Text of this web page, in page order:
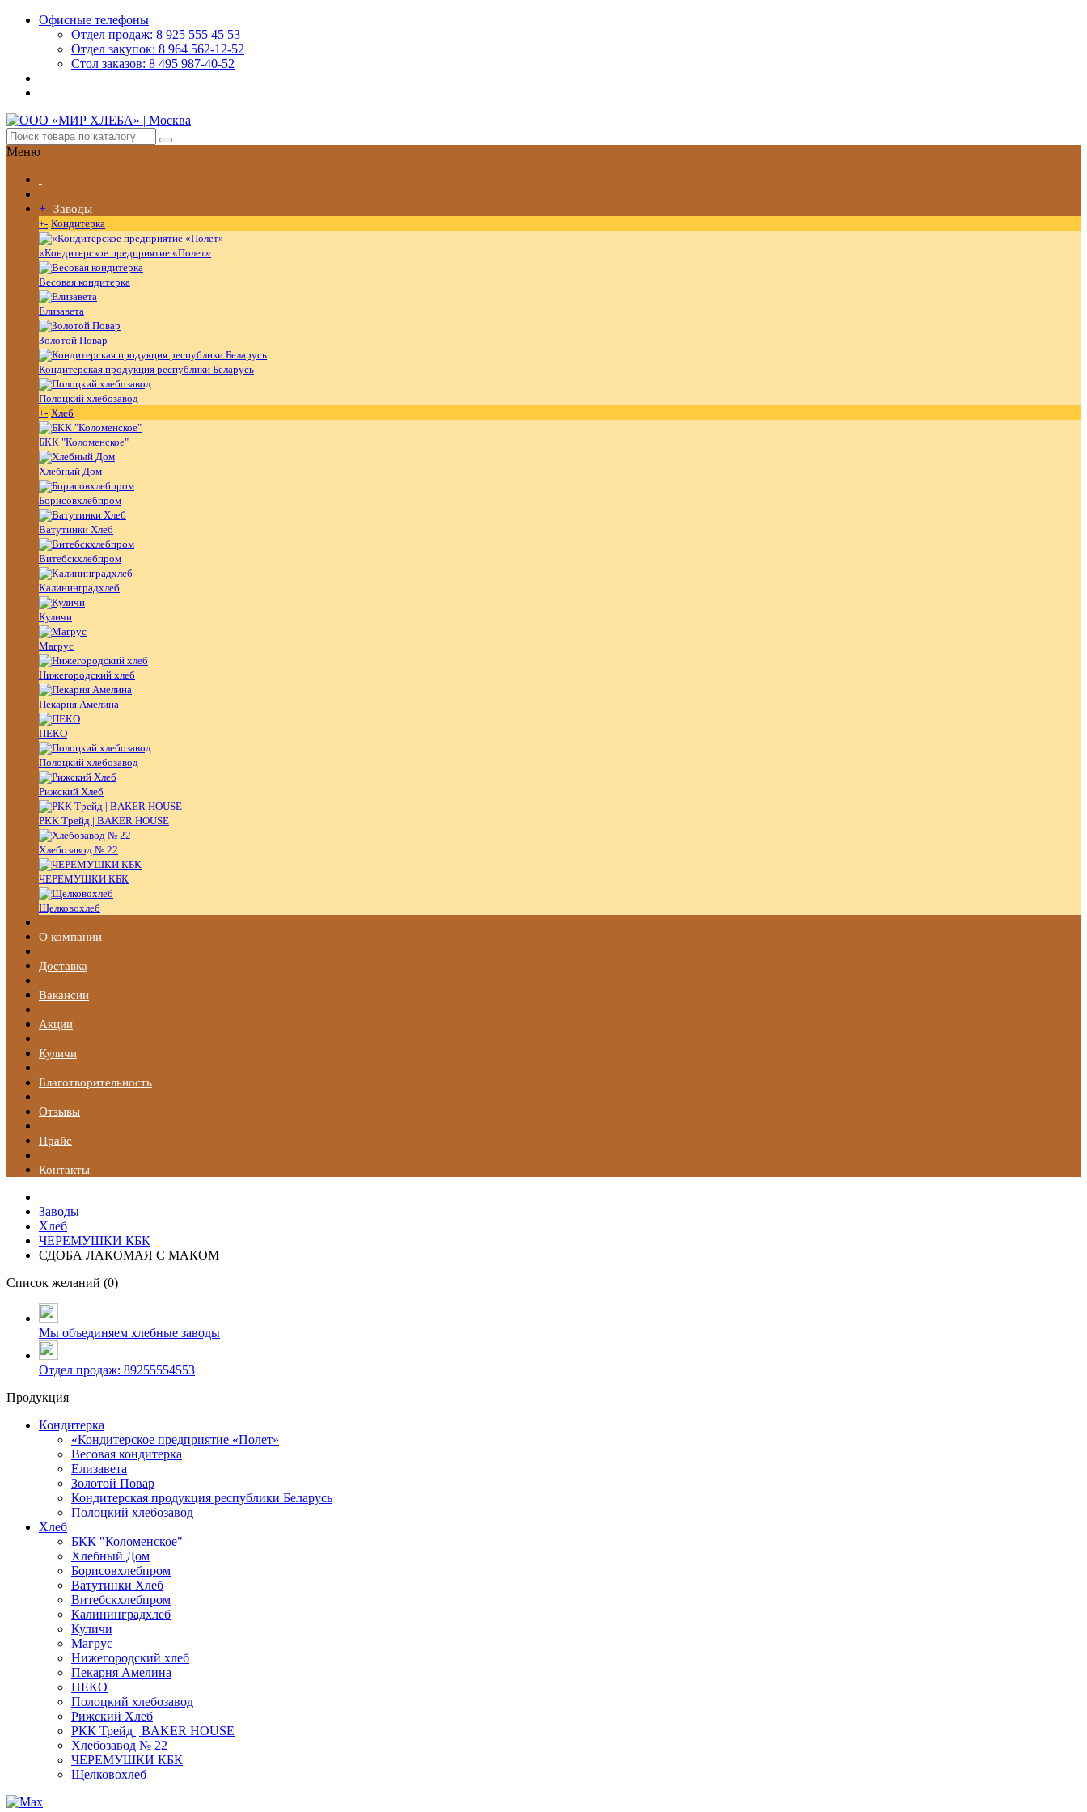
Офисные телефоны
Отдел продаж: 8 925 555 45 53
Отдел закупок: 8 964 562-12-52
Стол заказов: 8 495 987-40-52
Меню
+- Заводы
+- Кондитерка
«Кондитерское предприятие «Полет»
Весовая кондитерка
Елизавета
Золотой Повар
Кондитерская продукция республики Беларусь
Полоцкий хлебозавод
+- Хлеб
БКК "Коломенское"
Хлебный Дом
Борисовхлебпром
Ватутинки Хлеб
Витебскхлебпром
Калининградхлеб
Куличи
Магрус
Нижегородский хлеб
Пекарня Амелина
ПЕКО
Полоцкий хлебозавод
Рижский Хлеб
РКК Трейд | BAKER HOUSE
Хлебозавод № 22
ЧЕРЕМУШКИ КБК
Щелковохлеб
О компании
Доставка
Вакансии
Акции
Куличи
Благотворительность
Отзывы
Прайс
Контакты
Заводы
Хлеб
ЧЕРЕМУШКИ КБК
СДОБА ЛАКОМАЯ С МАКОМ
Список желаний (0)
Мы объединяем хлебные заводы
Отдел продаж: 89255554553
Продукция
Кондитерка
«Кондитерское предприятие «Полет»
Весовая кондитерка
Елизавета
Золотой Повар
Кондитерская продукция республики Беларусь
Полоцкий хлебозавод
Хлеб
БКК "Коломенское"
Хлебный Дом
Борисовхлебпром
Ватутинки Хлеб
Витебскхлебпром
Калининградхлеб
Куличи
Магрус
Нижегородский хлеб
Пекарня Амелина
ПЕКО
Полоцкий хлебозавод
Рижский Хлеб
РКК Трейд | BAKER HOUSE
Хлебозавод № 22
ЧЕРЕМУШКИ КБК
Щелковохлеб